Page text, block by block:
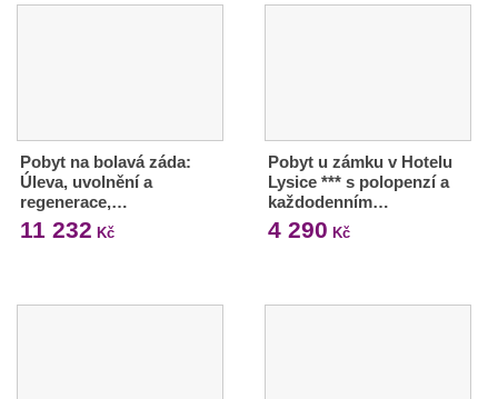
Pobyt na bolavá záda:
Úleva, uvolnění a
regenerace,…
11 232 Kč
Pobyt u zámku v Hotelu
Lysice *** s polopenzí a
každodenním…
4 290 Kč